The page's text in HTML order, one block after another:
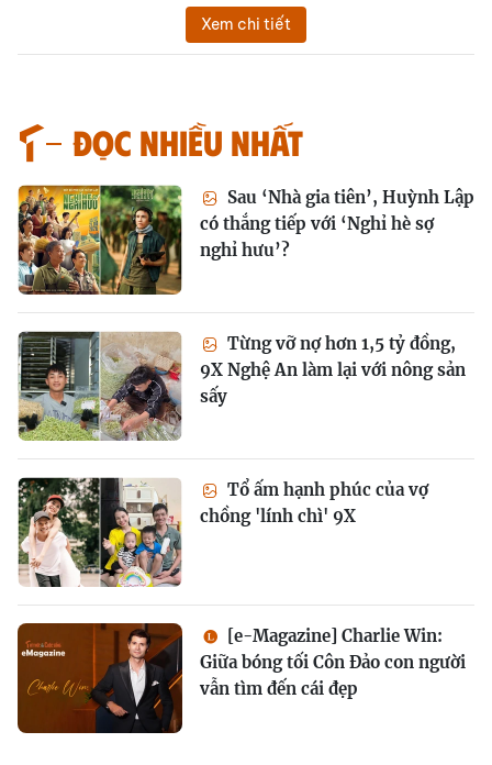
Xem chi tiết
Đọc nhiều nhất
Sau ‘Nhà gia tiên’, Huỳnh Lập
có thắng tiếp với ‘Nghỉ hè sợ
nghỉ hưu’?
Từng vỡ nợ hơn 1,5 tỷ đồng,
9X Nghệ An làm lại với nông sản
sấy
Tổ ấm hạnh phúc của vợ
chồng 'lính chì' 9X
[e-Magazine] Charlie Win:
Giữa bóng tối Côn Đảo con người
vẫn tìm đến cái đẹp